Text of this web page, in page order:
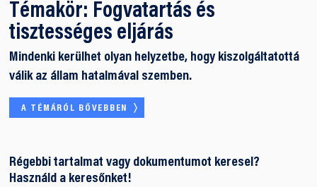
Témakör: Fogvatartás és
tisztességes eljárás
Mindenki kerülhet olyan helyzetbe, hogy kiszolgáltatottá
válik az állam hatalmával szemben.
A TÉMÁRÓL BŐVEBBEN
Régebbi tartalmat vagy dokumentumot keresel?
Használd a keresőnket!